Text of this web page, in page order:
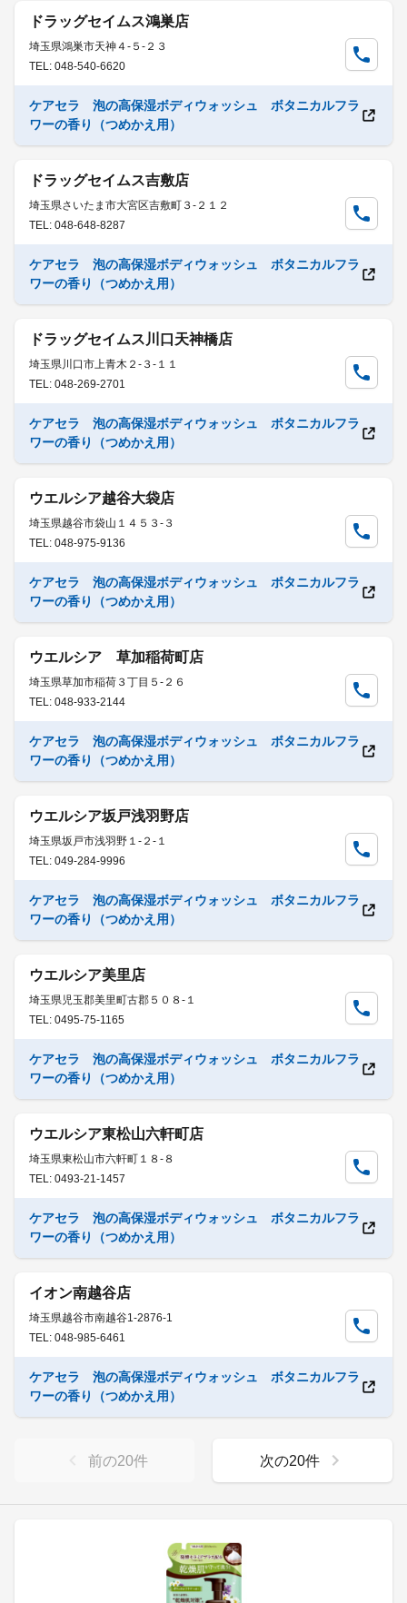
ドラッグセイムス鴻巣店
埼玉県鴻巣市天神４-５-２３
TEL: 048-540-6620
ケアセラ 泡の高保湿ボディウォッシュ ボタニカルフラ
ワーの香り（つめかえ用）
ドラッグセイムス吉敷店
埼玉県さいたま市大宮区吉敷町３-２１２
TEL: 048-648-8287
ケアセラ 泡の高保湿ボディウォッシュ ボタニカルフラ
ワーの香り（つめかえ用）
ドラッグセイムス川口天神橋店
埼玉県川口市上青木２-３-１１
TEL: 048-269-2701
ケアセラ 泡の高保湿ボディウォッシュ ボタニカルフラ
ワーの香り（つめかえ用）
ウエルシア越谷大袋店
埼玉県越谷市袋山１４５３-３
TEL: 048-975-9136
ケアセラ 泡の高保湿ボディウォッシュ ボタニカルフラ
ワーの香り（つめかえ用）
ウエルシア 草加稲荷町店
埼玉県草加市稲荷３丁目５-２６
TEL: 048-933-2144
ケアセラ 泡の高保湿ボディウォッシュ ボタニカルフラ
ワーの香り（つめかえ用）
ウエルシア坂戸浅羽野店
埼玉県坂戸市浅羽野１-２-１
TEL: 049-284-9996
ケアセラ 泡の高保湿ボディウォッシュ ボタニカルフラ
ワーの香り（つめかえ用）
ウエルシア美里店
埼玉県児玉郡美里町古郡５０８-１
TEL: 0495-75-1165
ケアセラ 泡の高保湿ボディウォッシュ ボタニカルフラ
ワーの香り（つめかえ用）
ウエルシア東松山六軒町店
埼玉県東松山市六軒町１８-８
TEL: 0493-21-1457
ケアセラ 泡の高保湿ボディウォッシュ ボタニカルフラ
ワーの香り（つめかえ用）
イオン南越谷店
埼玉県越谷市南越谷1-2876-1
TEL: 048-985-6461
ケアセラ 泡の高保湿ボディウォッシュ ボタニカルフラ
ワーの香り（つめかえ用）
前の20件 次の20件